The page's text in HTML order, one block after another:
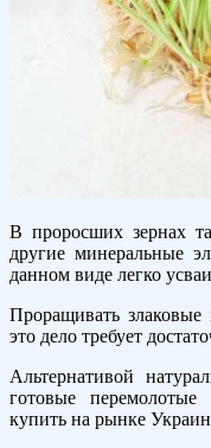
В проросших зернах
другие минеральные
данном виде легко
Проращивать
это дело требует
Альтернативой
готовые
купить на рынке